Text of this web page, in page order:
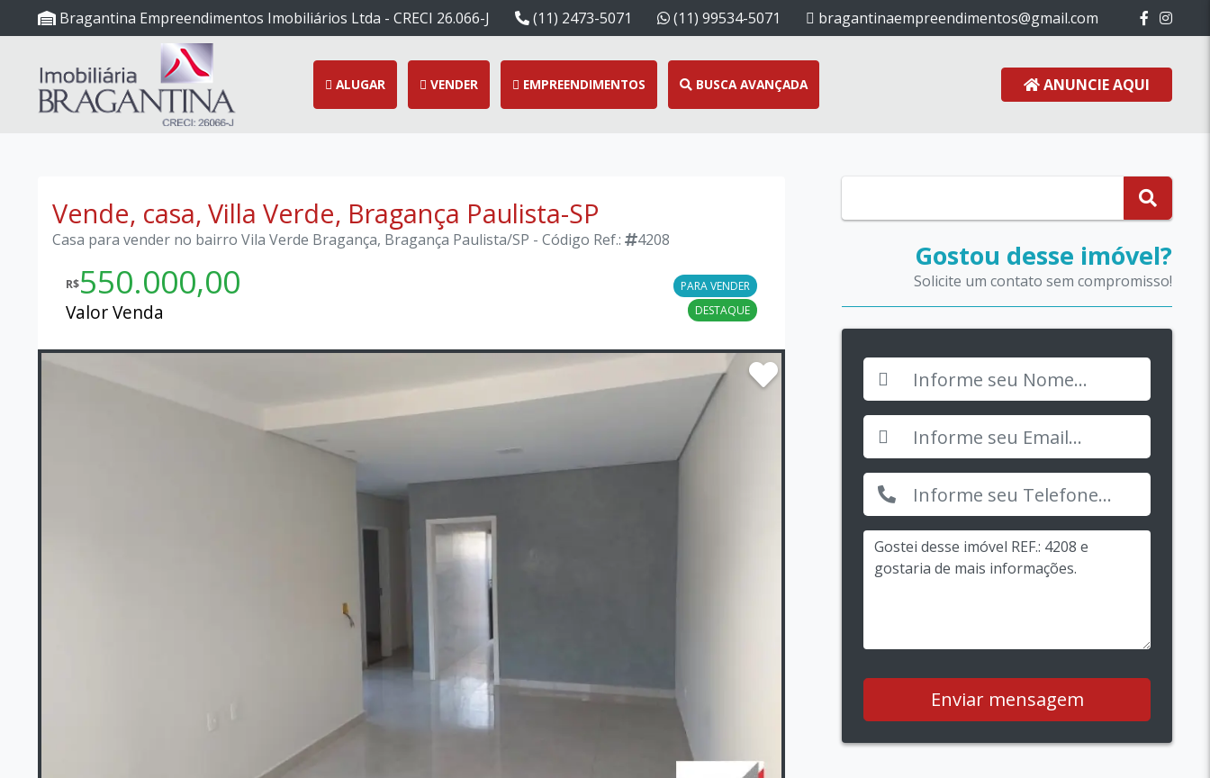
Bragantina Empreendimentos Imobiliários Ltda - CRECI 26.066-J (11) 2473-5071 (11) 99534-5071 bragantinaempreendimentos@gmail.com
ALUGAR VENDER EMPREENDIMENTOS BUSCA AVANÇADA ANUNCIE AQUI
Vende, casa, Villa Verde, Bragança Paulista-SP
Casa para vender no bairro Vila Verde Bragança, Bragança Paulista/SP - Código Ref.: 4208
R$550.000,00
Valor Venda
PARA VENDER
DESTAQUE
Gostou desse imóvel?
Solicite um contato sem compromisso!
Enviar mensagem